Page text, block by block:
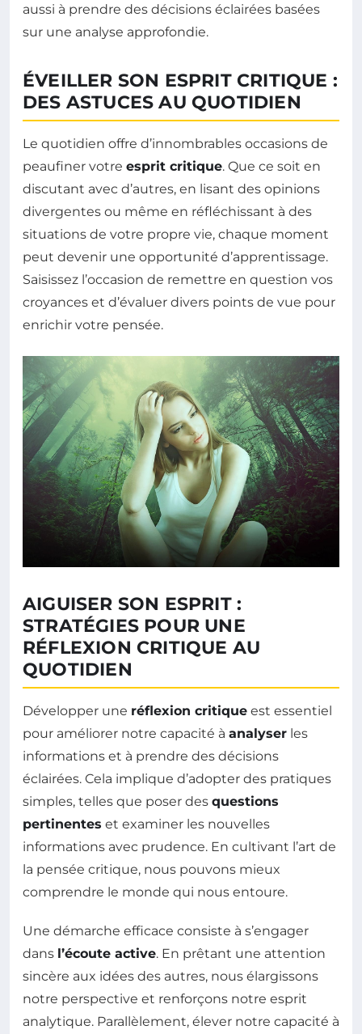
aussi à prendre des décisions éclairées basées
sur une analyse approfondie.
ÉVEILLER SON ESPRIT CRITIQUE :
DES ASTUCES AU QUOTIDIEN
Le quotidien offre d’innombrables occasions de
peaufiner votre esprit critique. Que ce soit en
discutant avec d’autres, en lisant des opinions
divergentes ou même en réfléchissant à des
situations de votre propre vie, chaque moment
peut devenir une opportunité d’apprentissage.
Saisissez l’occasion de remettre en question vos
croyances et d’évaluer divers points de vue pour
enrichir votre pensée.
AIGUISER SON ESPRIT :
STRATÉGIES POUR UNE
RÉFLEXION CRITIQUE AU
QUOTIDIEN
Développer une réflexion critique est essentiel
pour améliorer notre capacité à analyser les
informations et à prendre des décisions
éclairées. Cela implique d’adopter des pratiques
simples, telles que poser des questions
pertinentes et examiner les nouvelles
informations avec prudence. En cultivant l’art de
la pensée critique, nous pouvons mieux
comprendre le monde qui nous entoure.
Une démarche efficace consiste à s’engager
dans l’écoute active. En prêtant une attention
sincère aux idées des autres, nous élargissons
notre perspective et renforçons notre esprit
analytique. Parallèlement, élever notre capacité à